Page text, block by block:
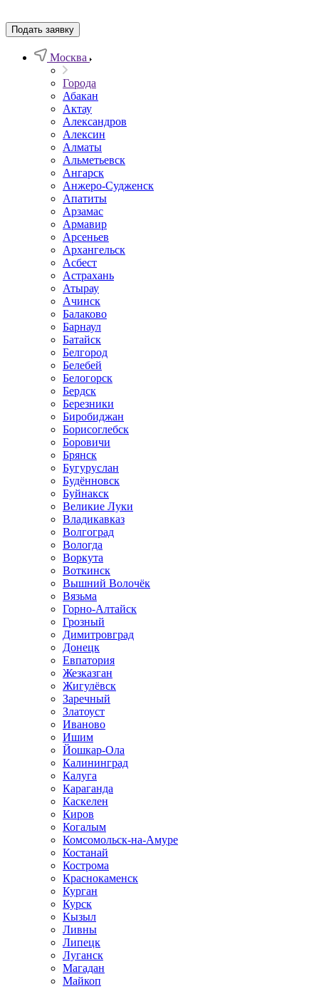
Подать заявку
Москва
Города
Абакан
Актау
Александров
Алексин
Алматы
Альметьевск
Ангарск
Анжеро-Судженск
Апатиты
Арзамас
Армавир
Арсеньев
Архангельск
Асбест
Астрахань
Атырау
Ачинск
Балаково
Барнаул
Батайск
Белгород
Белебей
Белогорск
Бердск
Березники
Биробиджан
Борисоглебск
Боровичи
Брянск
Бугуруслан
Будённовск
Буйнакск
Великие Луки
Владикавказ
Волгоград
Вологда
Воркута
Воткинск
Вышний Волочёк
Вязьма
Горно-Алтайск
Грозный
Димитровград
Донецк
Евпатория
Жезказган
Жигулёвск
Заречный
Златоуст
Иваново
Ишим
Йошкар-Ола
Калининград
Калуга
Караганда
Каскелен
Киров
Когалым
Комсомольск-на-Амуре
Костанай
Кострома
Краснокаменск
Курган
Курск
Кызыл
Ливны
Липецк
Луганск
Магадан
Майкоп